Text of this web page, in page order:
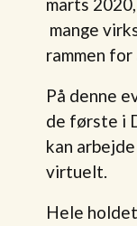
marts
mange
rammen
På denne
de første i
kan
virtuelt.
Hele